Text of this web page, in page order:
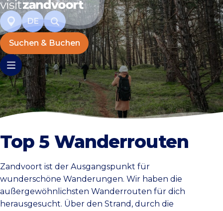
DE
Suchen & Buchen
Top 5 Wanderrouten
Zandvoort ist der Ausgangspunkt für
wunderschöne Wanderungen. Wir haben die
außergewöhnlichsten Wanderrouten für dich
herausgesucht. Über den Strand, durch die